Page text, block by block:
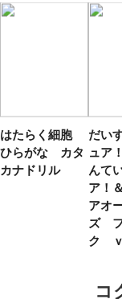
はたらく細胞
ひらがな カタ
カナドリル
だい
ュア
んて
ア！
アオ
ズ
ク ｖ
コ